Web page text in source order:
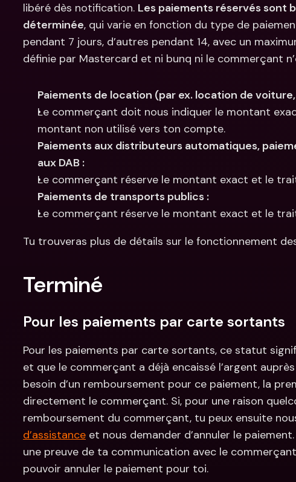
libéré dès notification. Les paiements réservés sont
déterminée, qui varie en fonction du type de
pendant 7 jours, d’autres pendant 14, avec un
définie par Mastercard et ni bunq ni le commerçant
Paiements de location (par ex. location de voiture,
Le commerçant doit nous indiquer le montant
montant non utilisé vers ton compte.
Paiements aux distributeurs automatiques,
aux DAB :
Le commerçant réserve le montant exact et le
Paiements de transports publics :
Le commerçant réserve le montant exact et le
Tu trouveras plus de détails sur le fonctionnement
Terminé
Pour les paiements par carte sortants
Pour les paiements par carte sortants, ce statut
et que le commerçant a déjà encaissé l’argent
besoin d’un remboursement pour ce paiement, la
directement le commerçant. Si, pour une raison
remboursement du commerçant, tu peux ensuite
d’assistance et nous demander d’annuler le
une preuve de ta communication avec le
pouvoir annuler le paiement pour toi.